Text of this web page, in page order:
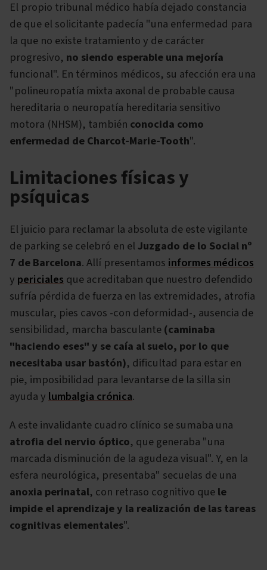
El propio tribunal médico había dejado constancia
de que el solicitante padecía "una enfermedad para
la que no existe tratamiento y de carácter
progresivo, no siendo esperable una mejoría
funcional". En términos médicos, su afección era una
"polineuropatía mixta axonal de probable causa
hereditaria o neuropatía hereditaria sensitivo
motora (NHSM), también conocida como
enfermedad de Charcot-Marie-Tooth".
Limitaciones físicas y
psíquicas
El juicio para reclamar la absoluta de este vigilante
de parking se celebró en elJuzgado de lo Social nº
7 de Barcelona. Allí presentamos informes médicos
y periciales que acreditaban que nuestro defendido
sufría pérdida de fuerza en las extremidades, atrofia
muscular, pies cavos -con deformidad-, ausencia de
sensibilidad, marcha basculante(caminaba
"haciendo eses" y se caía al suelo, por lo que
necesitaba usar bastón), dificultad para estar en
pie, imposibilidad para levantarse de la silla sin
ayuda y lumbalgia crónica.
A este invalidante cuadro clínico se sumaba una
atrofia del nervio óptico, que generaba "una
marcada disminución de la agudeza visual". Y, en la
esfera neurológica, presentaba" secuelas de una
anoxia perinatal, con retraso cognitivo quele
impide el aprendizaje y la realización de las tareas
cognitivas elementales".